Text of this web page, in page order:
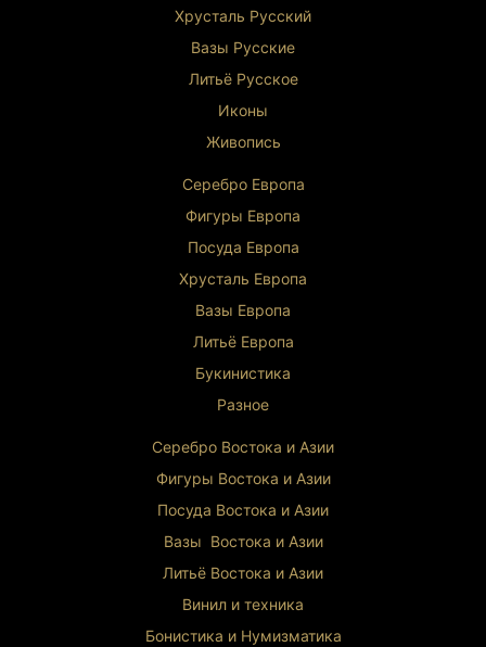
Ценным пополнениемфарфоровой коллекции
Элегантным украшениемдля особых случаев
Уникальным подарком
Достоверным образцом
Кофейный сервиз «Катарина» — это не просто
предмет коллекционирования, а настоящее
произведение искусства, воплощающее в себе
традиции немецкого фарфорового мастерства.
Каждое изделие такого рода является редким
экспонатом, высоко ценимым
коллекционерами и любителями антиквариата
Хрусталь Русский
Вазы Русские
Литьё Русское
Иконы
Живопись
Серебро Европа
Фигуры Европа
Посуда Европа
Хрусталь Европа
Вазы Европа
Литьё Европа
Букинистика
Разное
Серебро Востока и Азии
Фигуры Востока и Азии
Посуда Востока и Азии
Вазы Востока и Азии
Литьё Востока и Азии
Винил и техника
Бонистика и Нумизматика